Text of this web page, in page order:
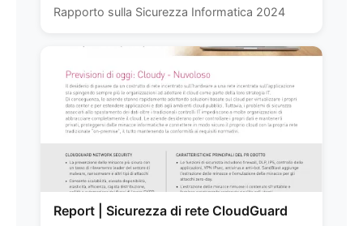
Rapporto sulla Sicurezza Informatica 2024
Report | Sicurezza di rete CloudGuard